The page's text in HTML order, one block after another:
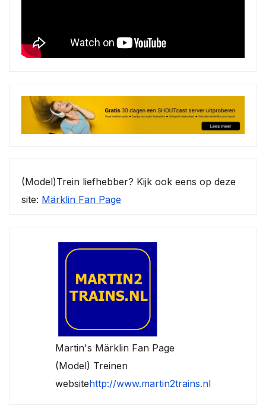
(Model)Trein liefhebber? Kijk ook eens op deze
site: Märklin Fan Page
Martin's Märklin Fan Page
(Model) Treinen
websitehttp://www.martin2trains.nl